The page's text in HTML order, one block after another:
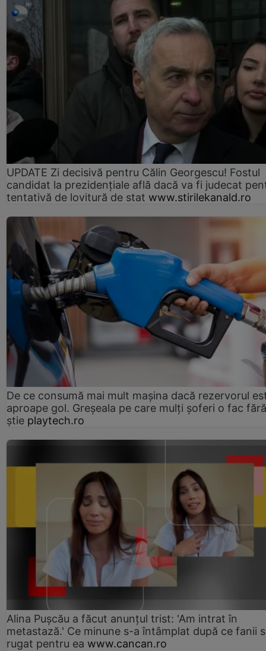
UPDATE Zi decisivă pentru Călin Georgescu! Fostul
candidat la prezidențiale află dacă va fi judecat
tentativă de lovitură de stat www.stirilekanald.ro
De ce consumă mai mult mașina dacă rezervorul
aproape gol. Greșeala pe care mulți șoferi o fac
știe playtech.ro
Alina Pușcău a făcut anunțul trist: 'Am intrat în
metastază.' Ce minune s-a întâmplat după ce fanii
rugat pentru ea www.cancan.ro